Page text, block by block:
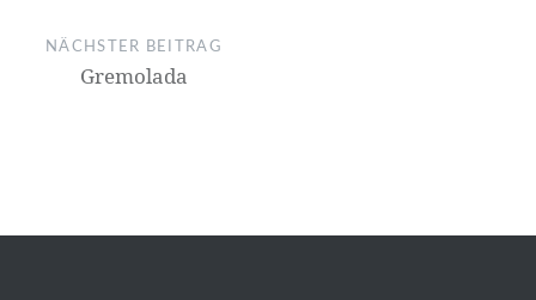
NÄCHSTER BEITRAG
Gremolada